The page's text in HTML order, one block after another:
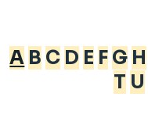
A B C D E F G H
T U